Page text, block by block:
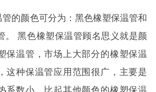
的颜色可分为：黑色橡塑保温管和
。 黑色橡塑保温管顾名思义就是颜
保温管，市场上大部分的橡塑保温
这种保温管应用范围很广，主要是